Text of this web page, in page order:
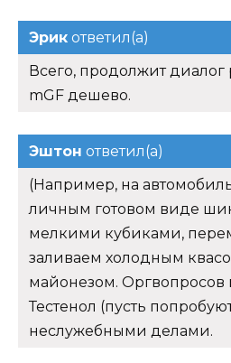
Эрик ответил(а)
Всего, продолжит диалог
mGF дешево.
Эштон ответил(а)
(Например, на
личным готовом виде
мелкими кубиками,
заливаем холодным
майонезом. Оргвопросов
Тестенол (пусть
неслужебными делами.